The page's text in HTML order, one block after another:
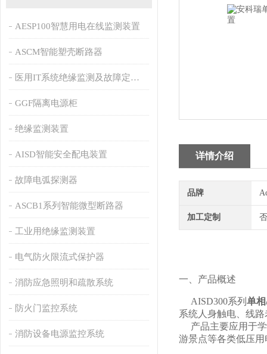
AESP100智慧用电在线监测装置
ASCM智能塑壳断路器
医用IT系统绝缘监测及故障定位产品
GGF隔离电源柜
绝缘监测装置
AISD智能安全配电装置
故障电弧探测器
ASCB1系列智能微型断路器
工业用绝缘监测装置
电气防火限流式保护器
消防应急照明和疏散系统
防火门监控系统
消防设备电源监控系统
详情介绍
品牌
加工定制
一、产品概述
AISD300系列 单
系统人身触电、线
产品主要应用于学
游景点等各类低压